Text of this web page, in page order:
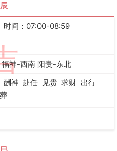
辰
时间：07:00-08:59
神-西南 阳贵-东北
酬神 赴任 见贵 求财 出行